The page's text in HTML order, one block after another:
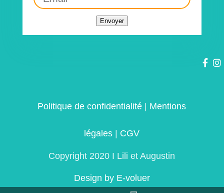
Envoyer
Politique de confidentialité Mentions
légales CGV
Copyright 2020 I Lili et Augustin
Design by E-voluer